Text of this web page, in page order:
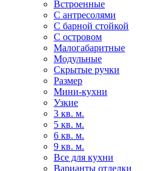
Встроенные
С антресолями
С барной стойкой
С островом
Малогабаритные
Модульные
Скрытые ручки
Размер
Мини-кухни
Узкие
3 кв. м.
5 кв. м.
6 кв. м.
9 кв. м.
Все для кухни
Варианты отделки